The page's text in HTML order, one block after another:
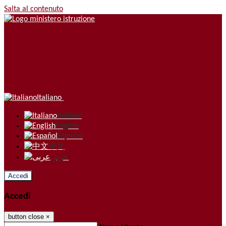
Salta al contenuto
Italiano
Italiano
English
Español
中文
عربى
Accedi
Accedi
button close ×